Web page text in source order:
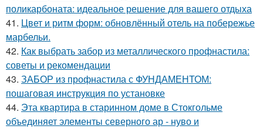
поликарбоната: идеальное решение для вашего отдыха
41. Цвет и ритм форм: обновлённый отель на побережье
марбельи.
42. Как выбрать забор из металлического профнастила:
советы и рекомендации
43. ЗАБОР из профнастила с ФУНДАМЕНТОМ:
пошаговая инструкция по установке
44. Эта квартира в старинном доме в Стокгольме
объединяет элементы северного ар - нуво и